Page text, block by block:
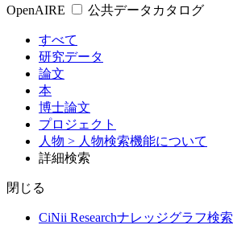
OpenAIRE
公共データカタログ
すべて
研究データ
論文
本
博士論文
プロジェクト
人物 > 人物検索機能について
詳細検索
閉じる
CiNii Researchナレッジグラフ検